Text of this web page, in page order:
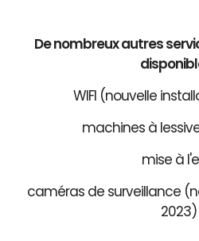
De nombreux autres
WIFI (nouvelle
machines à
mise à
caméras de surveillance
2023)